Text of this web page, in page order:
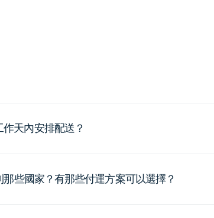
天內安排配送？
些國家？有那些付運方案可以選擇？